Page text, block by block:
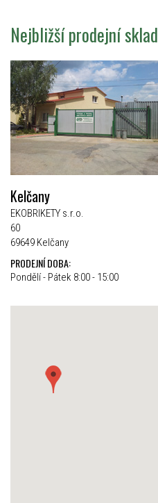
Nejbližší prodejní sklad
Kelčany
EKOBRIKETY s.r.o.
60
69649 Kelčany
PRODEJNÍ DOBA:
Pondělí - Pátek 8:00 - 15:00